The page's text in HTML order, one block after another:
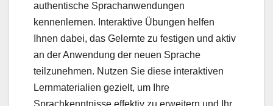
authentische Sprachanwendungen
kennenlernen. Interaktive Übungen helfen
Ihnen dabei, das Gelernte zu festigen und aktiv
an der Anwendung der neuen Sprache
teilzunehmen. Nutzen Sie diese interaktiven
Lernmaterialien gezielt, um Ihre